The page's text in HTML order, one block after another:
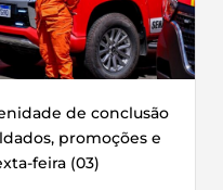
de conclusão
promoções e
feira (03)